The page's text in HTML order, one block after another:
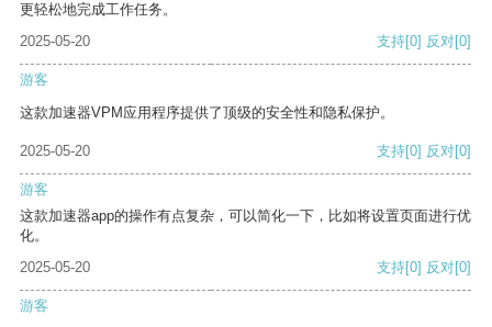
更轻松地完成工作任务。
2025-05-20
支持[0] 反对[0]
游客
这款加速器VPM应用程序提供了顶级的安全性和隐私保护。
2025-05-20 支持[0] 反对[0]
游客
这款加速器app的操作有点复杂，可以简化一下，比如将设置页面进行优
化。
2025-05-20
支持[0] 反对[0]
游客